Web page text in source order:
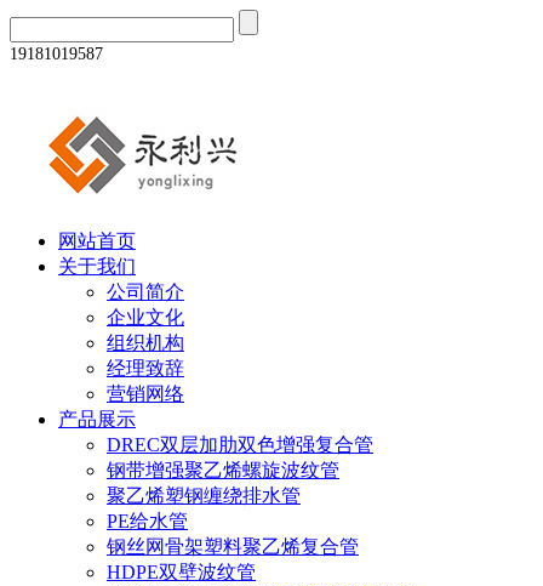
19181019587
网站首页
关于我们
公司简介
企业文化
组织机构
经理致辞
营销网络
产品展示
DREC双层加肋双色增强复合管
钢带增强聚乙烯螺旋波纹管
聚乙烯塑钢缠绕排水管
PE给水管
钢丝网骨架塑料聚乙烯复合管
HDPE双壁波纹管